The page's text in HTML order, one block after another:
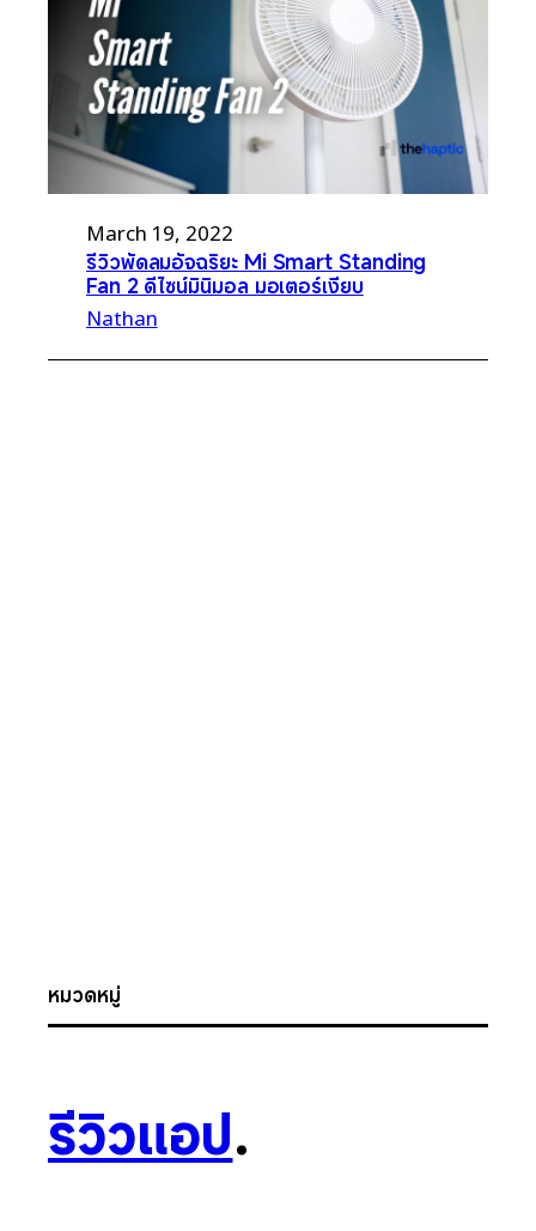
March 19, 2022
รีวิวพัดลมอัจฉริยะ Mi Smart Standing
Fan 2 ดีไซน์มินิมอล มอเตอร์เงียบ
Nathan
หมวดหมู่
รีวิวแอป.